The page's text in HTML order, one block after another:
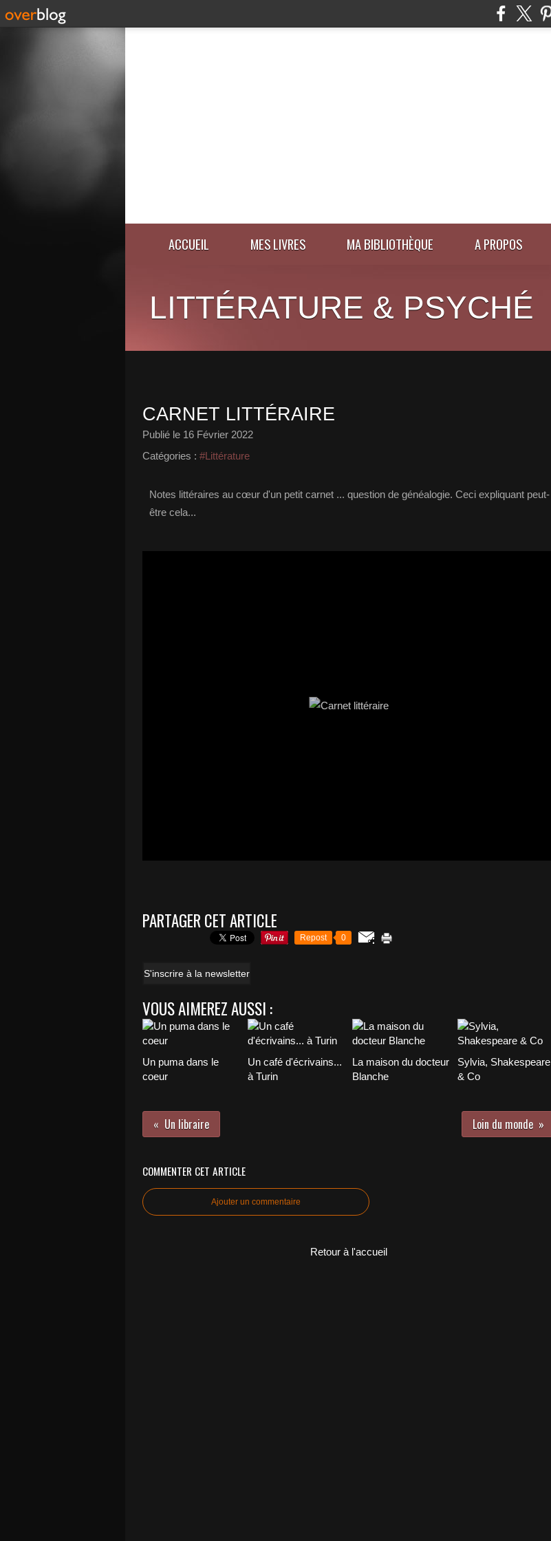
ACCUEIL MES LIVRES MA BIBLIOTHÈQUE A PROPOS
LITTÉRATURE & PSYCHÉ
CARNET LITTÉRAIRE
Publié le 16 Février 2022
Catégories : #Littérature
Notes littéraires au cœur d'un petit carnet ... question de généalogie. Ceci expliquant peut-
être cela...
PARTAGER CET ARTICLE
Repost 0
S'inscrire à la newsletter
VOUS AIMEREZ AUSSI :
Un puma dans le
coeur
Un café d'écrivains...
à Turin
La maison du docteur
Blanche
Sylvia, Shakespeare
& Co
Un libraire Loin du monde
COMMENTER CET ARTICLE
Ajouter un commentaire
Retour à l'accueil